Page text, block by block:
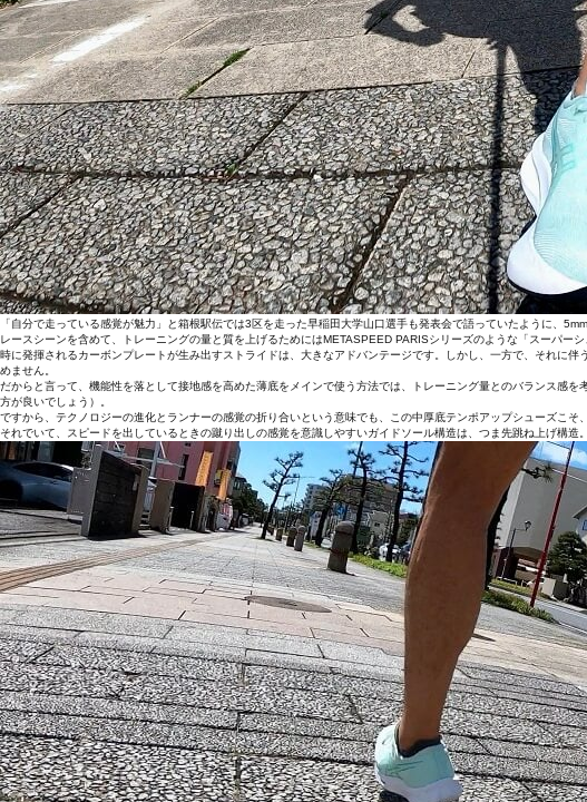
「自分で走っている感覚が魅力」と箱根駅伝では3区を走った早稲田大学山口選手も発表会で語っていたように、
レースシーンを含めて、トレーニングの量と質を上げるためにはMETASPEED PARISシリーズのような「スーパ
時に発揮されるカーボンプレートが生み出すストライドは、大きなアドバンテージです。しかし、一方で、それに
めません。
だからと言って、機能性を落として接地感を高めた薄底をメインで使う方法では、トレーニング量とのバランス感
方が良いでしょう）。
ですから、テクノロジーの進化とランナーの感覚の折り合いという意味でも、この中厚底テンポアップシューズこ
それでいて、スピードを出しているときの蹴り出しの感覚を意識しやすいガイドソール構造は、つま先跳ね上げ構